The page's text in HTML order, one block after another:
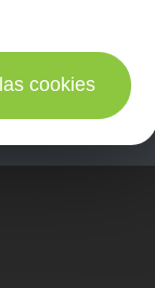
en el
cookies